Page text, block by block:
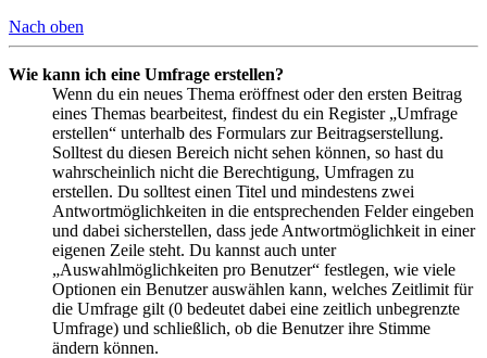
Nach oben
Wie kann ich eine Umfrage erstellen?
Wenn du ein neues Thema eröffnest oder den ersten Beitrag
eines Themas bearbeitest, findest du ein Register „Umfrage
erstellen“ unterhalb des Formulars zur Beitragserstellung.
Solltest du diesen Bereich nicht sehen können, so hast du
wahrscheinlich nicht die Berechtigung, Umfragen zu
erstellen. Du solltest einen Titel und mindestens zwei
Antwortmöglichkeiten in die entsprechenden Felder eingeben
und dabei sicherstellen, dass jede Antwortmöglichkeit in einer
eigenen Zeile steht. Du kannst auch unter
„Auswahlmöglichkeiten pro Benutzer“ festlegen, wie viele
Optionen ein Benutzer auswählen kann, welches Zeitlimit für
die Umfrage gilt (0 bedeutet dabei eine zeitlich unbegrenzte
Umfrage) und schließlich, ob die Benutzer ihre Stimme
ändern können.